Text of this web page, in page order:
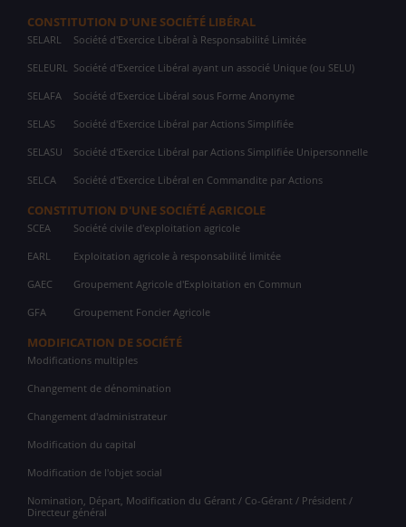
CONSTITUTION D'UNE SOCIÉTÉ LIBÉRAL
SELARL Société d'Exercice Libéral à Responsabilité Limitée
SELEURL Société d'Exercice Libéral ayant un associé Unique (ou SELU)
SELAFA Société d'Exercice Libéral sous Forme Anonyme
SELAS Société d'Exercice Libéral par Actions Simplifiée
SELASU Société d'Exercice Libéral par Actions Simplifiée Unipersonnelle
SELCA Société d'Exercice Libéral en Commandite par Actions
CONSTITUTION D'UNE SOCIÉTÉ AGRICOLE
SCEA Société civile d'exploitation agricole
EARL Exploitation agricole à responsabilité limitée
GAEC Groupement Agricole d'Exploitation en Commun
GFA Groupement Foncier Agricole
MODIFICATION DE SOCIÉTÉ
Modifications multiples
Changement de dénomination
Changement d'administrateur
Modification du capital
Modification de l'objet social
Nomination, Départ, Modification du Gérant / Co-Gérant / Président /
Directeur général